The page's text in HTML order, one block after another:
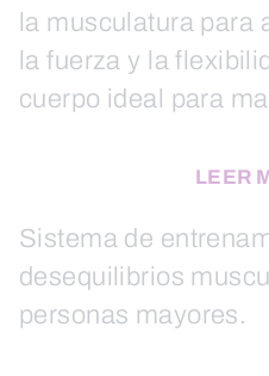
la musculatura para
la fuerza y la
cuerpo ideal para
LEER
Sistema de
desequilibrios
personas mayores.